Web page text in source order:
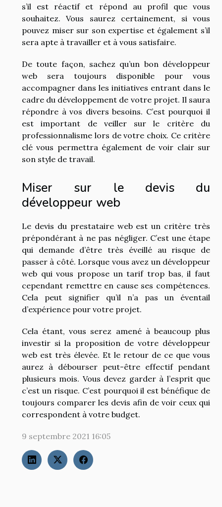
s’il est réactif et répond au profil que vous
souhaitez. Vous saurez certainement, si vous
pouvez miser sur son expertise et également s’il
sera apte à travailler et à vous satisfaire.
De toute façon, sachez qu’un bon développeur
web sera toujours disponible pour vous
accompagner dans les initiatives entrant dans le
cadre du développement de votre projet. Il saura
répondre à vos divers besoins. C’est pourquoi il
est important de veiller sur le critère du
professionnalisme lors de votre choix. Ce critère
clé vous permettra également de voir clair sur
son style de travail.
Miser sur le devis du
développeur web
Le devis du prestataire web est un critère très
prépondérant à ne pas négliger. C’est une étape
qui demande d’être très éveillé au risque de
passer à côté. Lorsque vous avez un développeur
web qui vous propose un tarif trop bas, il faut
cependant remettre en cause ses compétences.
Cela peut signifier qu’il n’a pas un éventail
d’expérience pour votre projet.
Cela étant, vous serez amené à beaucoup plus
investir si la proposition de votre développeur
web est très élevée. Et le retour de ce que vous
aurez à débourser peut-être effectif pendant
plusieurs mois. Vous devez garder à l’esprit que
c’est un risque. C’est pourquoi il est bénéfique de
toujours comparer les devis afin de voir ceux qui
correspondent à votre budget.
9 septembre 2021 16:05